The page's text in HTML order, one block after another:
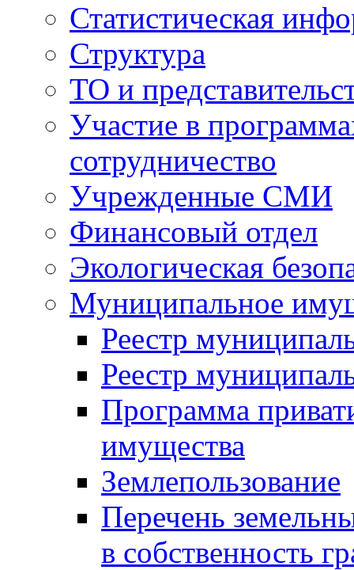
Статистическая
Структура
ТО и
Участие в
сотрудничество
Учрежденные СМИ
Финансовый отдел
Экологическая
Муниципальное
Реестр
Реестр
Программа
имущества
Землепользование
Перечень
в собственность